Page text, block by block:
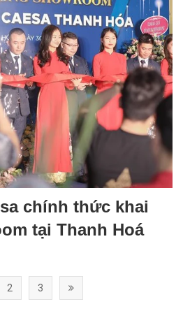
chính thức khai
tại Thanh Hoá
2 3